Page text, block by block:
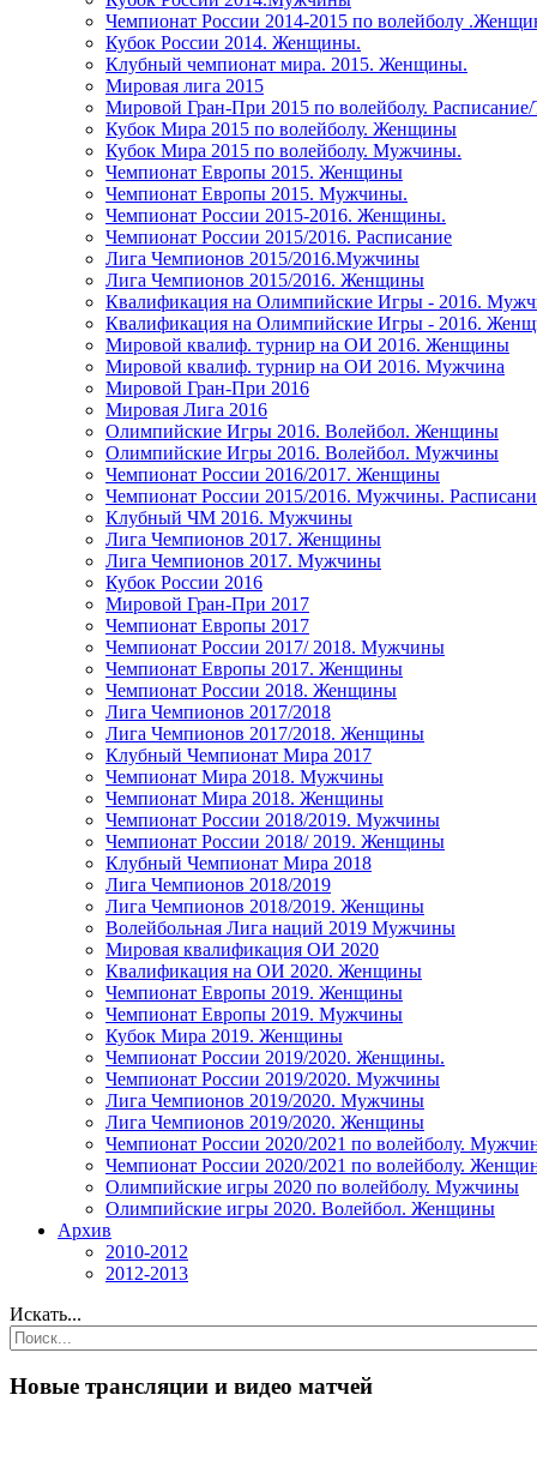
Чемпионат России 2014-2015 по волейболу
Кубок России 2014. Женщины.
Клубный чемпионат мира. 2015. Женщины.
Мировая лига 2015
Мировой Гран-При 2015 по волейболу.
Кубок Мира 2015 по волейболу. Женщины
Кубок Мира 2015 по волейболу. Мужчины.
Чемпионат Европы 2015. Женщины
Чемпионат Европы 2015. Мужчины.
Чемпионат России 2015-2016. Женщины.
Чемпионат России 2015/2016. Расписание
Лига Чемпионов 2015/2016.Мужчины
Лига Чемпионов 2015/2016. Женщины
Квалификация на Олимпийские Игры - 2016.
Квалификация на Олимпийские Игры - 2016.
Мировой квалиф. турнир на ОИ 2016. Женщины
Мировой квалиф. турнир на ОИ 2016. Мужчина
Мировой Гран-При 2016
Мировая Лига 2016
Олимпийские Игры 2016. Волейбол. Женщины
Олимпийские Игры 2016. Волейбол. Мужчины
Чемпионат России 2016/2017. Женщины
Чемпионат России 2015/2016. Мужчины.
Клубный ЧМ 2016. Мужчины
Лига Чемпионов 2017. Женщины
Лига Чемпионов 2017. Мужчины
Кубок России 2016
Мировой Гран-При 2017
Чемпионат Европы 2017
Чемпионат России 2017/ 2018. Мужчины
Чемпионат Европы 2017. Женщины
Чемпионат России 2018. Женщины
Лига Чемпионов 2017/2018
Лига Чемпионов 2017/2018. Женщины
Клубный Чемпионат Мира 2017
Чемпионат Мира 2018. Мужчины
Чемпионат Мира 2018. Женщины
Чемпионат России 2018/2019. Мужчины
Чемпионат России 2018/ 2019. Женщины
Клубный Чемпионат Мира 2018
Лига Чемпионов 2018/2019
Лига Чемпионов 2018/2019. Женщины
Волейбольная Лига наций 2019 Мужчины
Мировая квалификация ОИ 2020
Квалификация на ОИ 2020. Женщины
Чемпионат Европы 2019. Женщины
Чемпионат Европы 2019. Мужчины
Кубок Мира 2019. Женщины
Чемпионат России 2019/2020. Женщины.
Чемпионат России 2019/2020. Мужчины
Лига Чемпионов 2019/2020. Мужчины
Лига Чемпионов 2019/2020. Женщины
Чемпионат России 2020/2021 по волейболу.
Чемпионат России 2020/2021 по волейболу.
Олимпийские игры 2020 по волейболу. Мужчины
Олимпийские игры 2020. Волейбол. Женщины
Архив
2010-2012
2012-2013
Искать...
Новые трансляции и видео матчей